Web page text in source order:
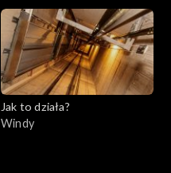
Jak to działa?
Windy